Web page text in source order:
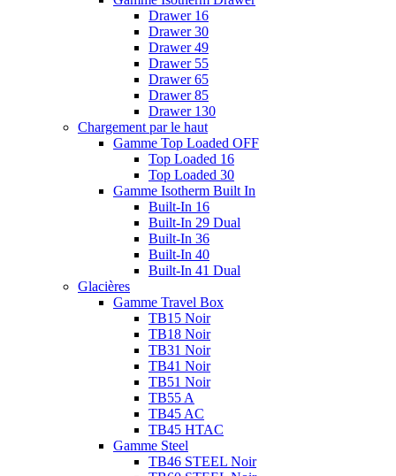
Drawer 16
Drawer 30
Drawer 49
Drawer 55
Drawer 65
Drawer 85
Drawer 130
Chargement par le haut
Gamme Top Loaded OFF
Top Loaded 16
Top Loaded 30
Gamme Isotherm Built In
Built-In 16
Built-In 29 Dual
Built-In 36
Built-In 40
Built-In 41 Dual
Glacières
Gamme Travel Box
TB15 Noir
TB18 Noir
TB31 Noir
TB41 Noir
TB51 Noir
TB55 A
TB45 AC
TB45 HTAC
Gamme Steel
TB46 STEEL Noir